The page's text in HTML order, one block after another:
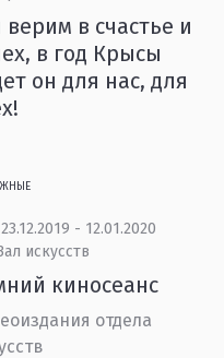
в счастье и
в год Крысы
он для нас, для
23.12.2019 - 12.01.2020
искусств
киносеанс
отдела